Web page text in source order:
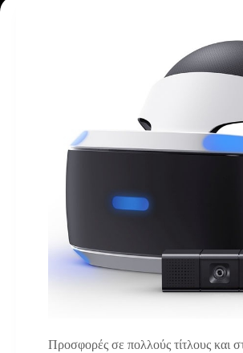
Προσφορές σε πολλούς τίτλους και